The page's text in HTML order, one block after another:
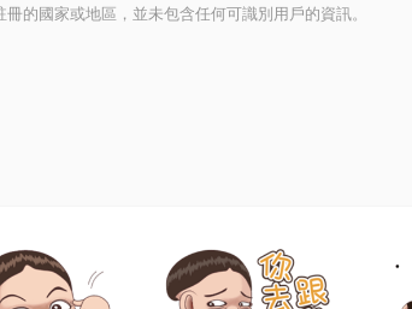
的國家或地區，並未包含任何可識別用戶的資訊。